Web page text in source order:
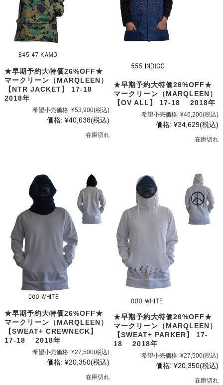
★早期予約大特価26%OFF★
マークリーン（MARQLEEN）
【NTR JACKET】 17-18
2018年
希望小売価格: ¥53,900(税込)
価格: ¥40,638(税込)
在庫切れ
★早期予約大特価26%OFF★
マークリーン（MARQLEEN）
【OV ALL】 17-18 2018年
希望小売価格: ¥46,200(税込)
価格: ¥34,629(税込)
在庫切れ
★早期予約大特価26%OFF★
マークリーン（MARQLEEN）
【SWEAT+ CREWNECK】
17-18 2018年
希望小売価格: ¥27,500(税込)
価格: ¥20,350(税込)
在庫切れ
★早期予約大特価26%OFF★
マークリーン（MARQLEEN）
【SWEAT+ PARKER】 17-
18 2018年
希望小売価格: ¥27,500(税込)
価格: ¥20,350(税込)
在庫切れ